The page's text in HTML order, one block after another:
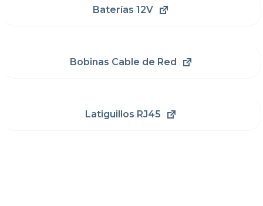
Baterías 12V
Bobinas Cable de Red
Latiguillos RJ45